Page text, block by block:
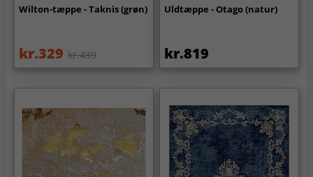
Wilton-tæppe - Taknis (grøn)
kr.329 kr.439
Uldtæppe - Otago (natur)
kr.819